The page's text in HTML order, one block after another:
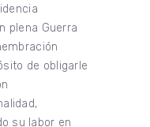
plena Guerra
de obligarle
su labor en